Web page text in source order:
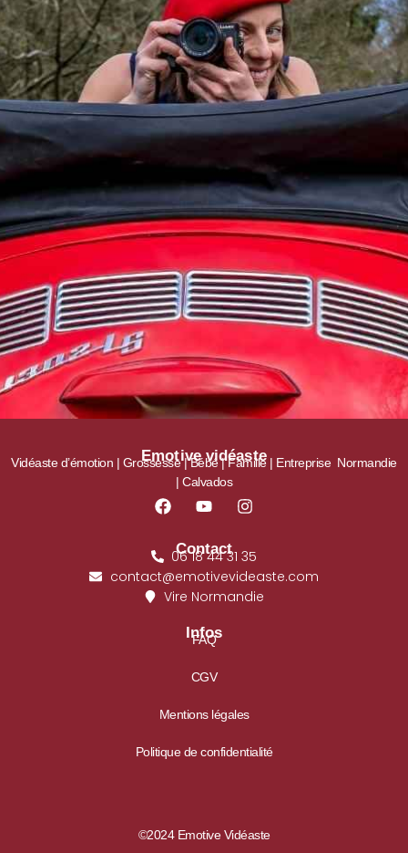
Emotive vidéaste
Vidéaste d’émotion | Grossesse| Bébé |Famille | Entreprise Normandie
| Calvados
Contact
06 18 44 31 35
contact@emotivevideaste.com
Vire Normandie
Infos
FAQ
CGV
Mentions légales
Politique de confidentialité
©2024 Emotive Vidéaste